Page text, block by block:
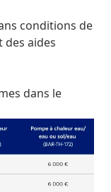
conditions de
des aides
dans le